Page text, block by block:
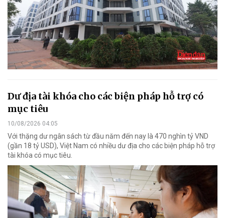
Dư địa tài khóa cho các biện pháp hỗ trợ có
mục tiêu
10/08/2026 04:05
Với thặng dư ngân sách từ đầu năm đến nay là 470 nghìn tỷ VND
(gần 18 tỷ USD), Việt Nam có nhiều dư địa cho các biện pháp hỗ trợ
tài khóa có mục tiêu.